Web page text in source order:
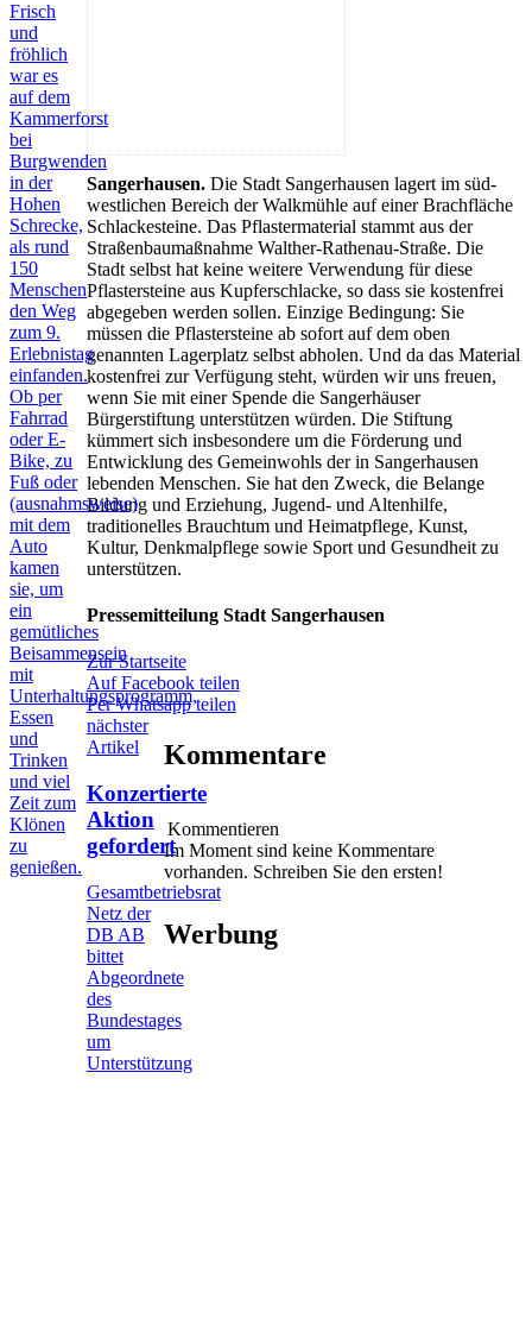
Frisch
und
fröhlich
war es
auf dem
Kammerforst
bei
Burgwenden
in der
Hohen
Schrecke,
als rund
150
Menschen
den Weg
zum 9.
Erlebnistag
einfanden.
Ob per
Fahrrad
oder E-
Bike, zu
Fuß oder
(ausnahmsweise)
mit dem
Auto
kamen
sie, um
ein
gemütliches
Beisammensein
mit
Unterhaltungsprogramm,
Essen
und
Trinken
und viel
Zeit zum
Klönen
zu
genießen.
Sangerhausen. Die Stadt Sangerhausen lagert im süd-
westlichen Bereich der Walkmühle auf einer Brachfläche
Schlackesteine. Das Pflastermaterial stammt aus der
Straßenbaumaßnahme Walther-Rathenau-Straße. Die
Stadt selbst hat keine weitere Verwendung für diese
Pflastersteine aus Kupferschlacke, so dass sie kostenfrei
abgegeben werden sollen. Einzige Bedingung: Sie
müssen die Pflastersteine ab sofort auf dem oben
genannten Lagerplatz selbst abholen. Und da das Material
kostenfrei zur Verfügung steht, würden wir uns freuen,
wenn Sie mit einer Spende die Sangerhäuser
Bürgerstiftung unterstützen würden. Die Stiftung
kümmert sich insbesondere um die Förderung und
Entwicklung des Gemeinwohls der in Sangerhausen
lebenden Menschen. Sie hat den Zweck, die Belange
Bildung und Erziehung, Jugend- und Altenhilfe,
traditionelles Brauchtum und Heimatpflege, Kunst,
Kultur, Denkmalpflege sowie Sport und Gesundheit zu
unterstützen.
Pressemitteilung Stadt Sangerhausen
Zur Startseite
Auf Facebook teilen
Per Whatsapp teilen
nächster
Artikel
Konzertierte
Aktion
gefordert
Gesamtbetriebsrat
Netz der
DB AB
bittet
Abgeordnete
des
Bundestages
um
Unterstützung
Kommentare
Kommentieren
Im Moment sind keine Kommentare
vorhanden. Schreiben Sie den ersten!
Werbung